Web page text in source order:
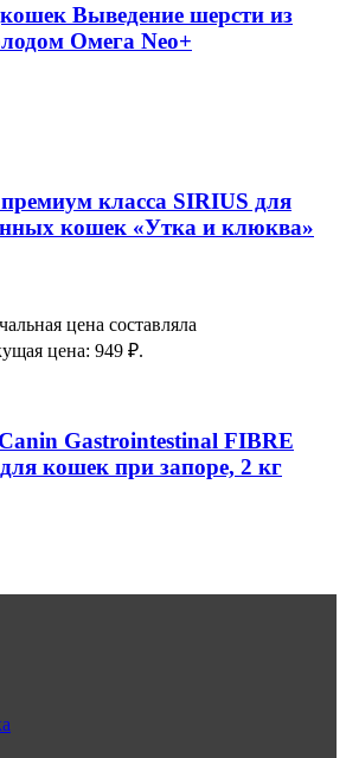
Выведение шерсти из
Омега Neo+
класса SIRIUS для
кошек «Утка и клюква»
цена составляла
цена: 949 ₽.
Gastrointestinal FIBRE
кошек при запоре, 2 кг